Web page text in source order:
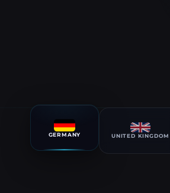
GERMANY UNITED KINGDOM